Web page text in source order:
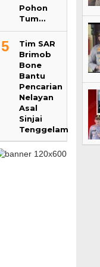
Pohon
Tum…
5
Tim SAR
Brimob
Bone
Bantu
Pencarian
Nelayan
Asal
Sinjai
Tenggelam